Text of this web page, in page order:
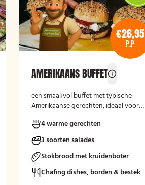
€26,95
P.P
AMERIKAANS BUFFET
een smaakvol buffet met typische
Amerikaanse gerechten, ideaal voor
4 warme gerechten
3 soorten salades
Stokbrood met kruidenboter
Chafing dishes, borden & bestek